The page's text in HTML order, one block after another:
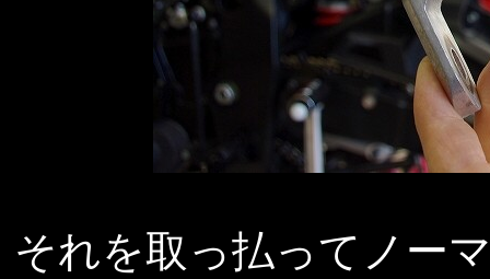
それを取っ払ってノー